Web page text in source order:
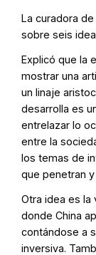
La curadora
sobre seis
Explicó que la
mostrar una
un linaje
desarrolla es
entrelazar lo
entre la
los temas de
que penetran
Otra idea es la
donde China
contándose a
inversiva.